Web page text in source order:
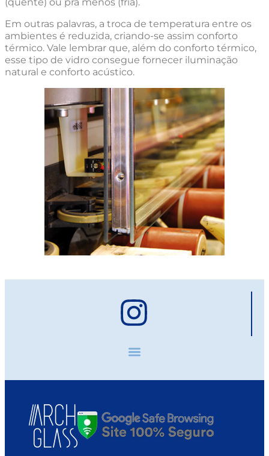
Em outras palavras, a troca de temperatura entre os
ambientes é reduzida, criando-se assim conforto
térmico. Vale lembrar que, além do conforto térmico,
esse tipo de vidro consegue fornecer iluminação
natural e conforto acústico.